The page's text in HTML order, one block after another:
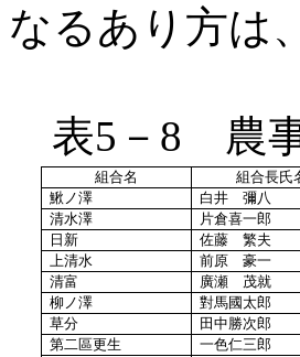
なるあり方は
表5－8 農
組合名 組合長氏
鰍ノ澤
白井 彌八
清水澤
片倉喜一郎
日新
佐藤 繁夫
上清水
前原 豪一
清富
廣瀬 茂就
柳ノ澤
對馬國太郎
草分
田中勝次郎
第二區更生
一色仁三郎